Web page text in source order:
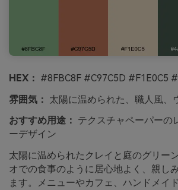
HEX： #8FBC8F #C97C5D #F1E0C5
雰囲気： 太陽に温められた、職人風、
おすすめ用途： テクスチャペーパーの
ーデザイン
太陽に温められたクレイと庭のグリー
オでの食事のように居心地よく、親し
ます。メニューやカフェ、ハンドメイ